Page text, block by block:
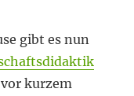
gibt es nun
vor kurzem